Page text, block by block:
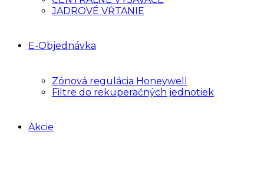
JADROVÉ VŔTANIE
E-Objednávka
Zónová regulácia Honeywell
Filtre do rekuperačných jednotiek
Akcie